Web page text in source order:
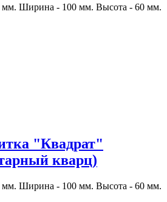
мм. Ширина - 100 мм. Высота - 60 мм.
"Квадрат"
кварц)
мм. Ширина - 100 мм. Высота - 60 мм.